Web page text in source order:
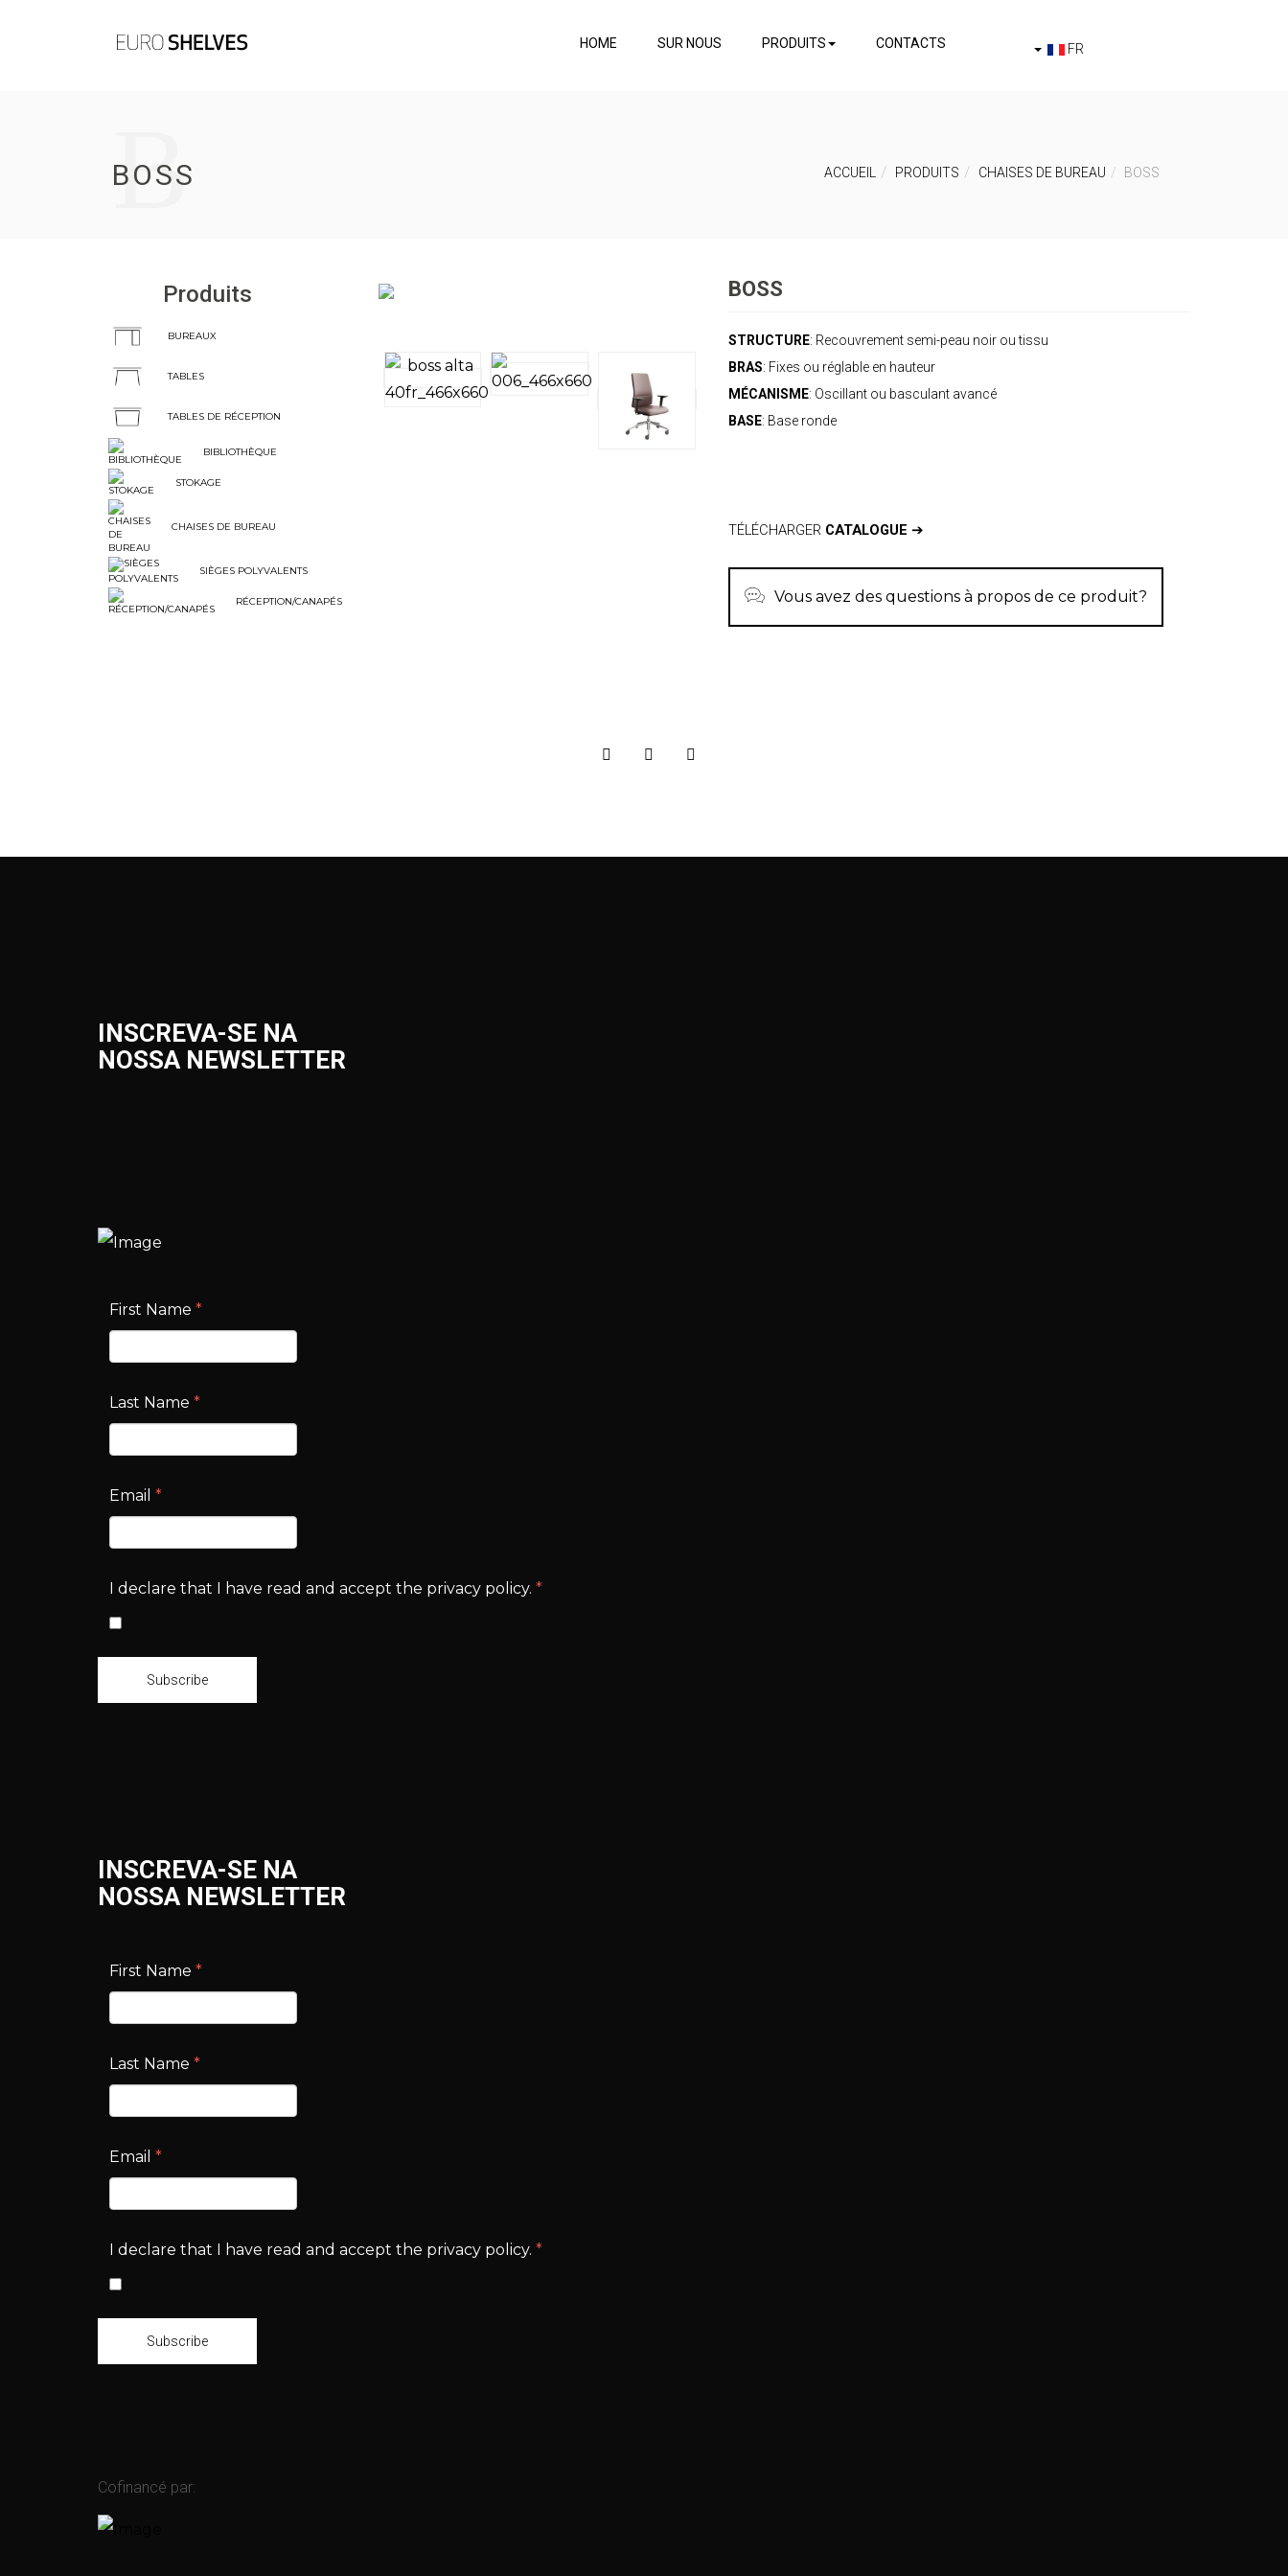
FR
HOME SUR NOUS PRODUITS CONTACTS
B
BOSS ACCUEIL PRODUITS CHAISES DE BUREAU BOSS
BOSS
STRUCTURE: Recouvrement semi-peau noir ou tissu
BRAS: Fixes ou réglable en hauteur
MÉCANISME: Oscillant ou basculant avancé
BASE: Base ronde
TÉLÉCHARGER CATALOGUE ➔
Vous avez des questions à propos de ce produit?
Produits
BUREAUX
TABLES
TABLES DE RÉCEPTION
BIBLIOTHÈQUE
STOKAGE
CHAISES DE BUREAU
SIÈGES POLYVALENTS
RÉCEPTION/CANAPÉS
INSCREVA-SE NA
NOSSA NEWSLETTER
First Name *
Last Name *
Email *
I declare that I have read and accept the privacy policy. *
Subscribe
INSCREVA-SE NA
NOSSA NEWSLETTER
First Name *
Last Name *
Email *
I declare that I have read and accept the privacy policy. *
Subscribe
Cofinancé par: